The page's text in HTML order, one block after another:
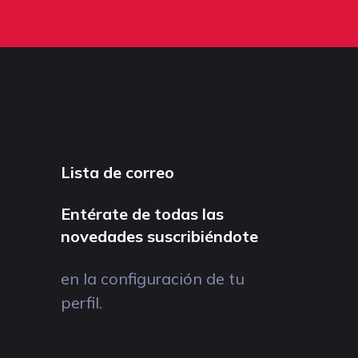
Lista de correo
Entérate de todas las
novedades suscribiéndote
en la configuración de tu
perfil.